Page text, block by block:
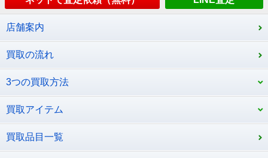
店舗案内
買取の流れ
3つの買取方法
買取アイテム
買取品目一覧